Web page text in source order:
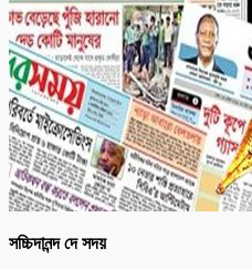
সচ্চিদানন্দ দে সদয়